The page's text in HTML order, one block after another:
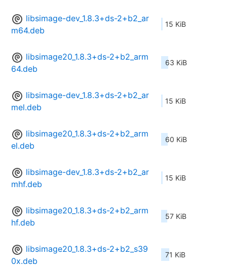
libsimage-dev_1.8.3+ds-2+b2_ar
m64.deb
15 KiB
libsimage20_1.8.3+ds-2+b2_arm
64.deb
63 KiB
libsimage-dev_1.8.3+ds-2+b2_ar
mel.deb
15 KiB
libsimage20_1.8.3+ds-2+b2_arm
el.deb
60 KiB
libsimage-dev_1.8.3+ds-2+b2_ar
mhf.deb
15 KiB
libsimage20_1.8.3+ds-2+b2_arm
hf.deb
57 KiB
libsimage20_1.8.3+ds-2+b2_s39
0x.deb
71 KiB